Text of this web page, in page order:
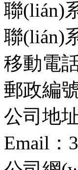
聯(lián)
聯(lián)
移動電
郵政編
公司地
Email：